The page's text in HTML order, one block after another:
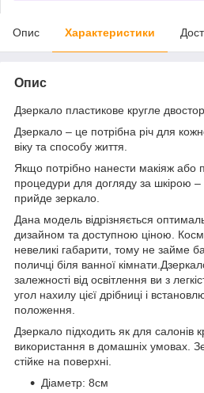
Опис Характеристики
Опис
Дзеркало пластикове кругле
Дзеркало – це потрібна річ для
віку та способу життя.
Якщо потрібно нанести макіяж або
процедури для догляду за шкірою
прийде зеркало.
Дана модель відрізняється
дизайном та доступною ціною.
невеликі габарити, тому не займе
поличці біля ванної
залежності від освітлення ви з
угол нахилу цієї дрібниці і
положення.
Дзеркало підходить як для салонів
використання в домашніх умовах.
стійке на поверхні.
Діаметр: 8см